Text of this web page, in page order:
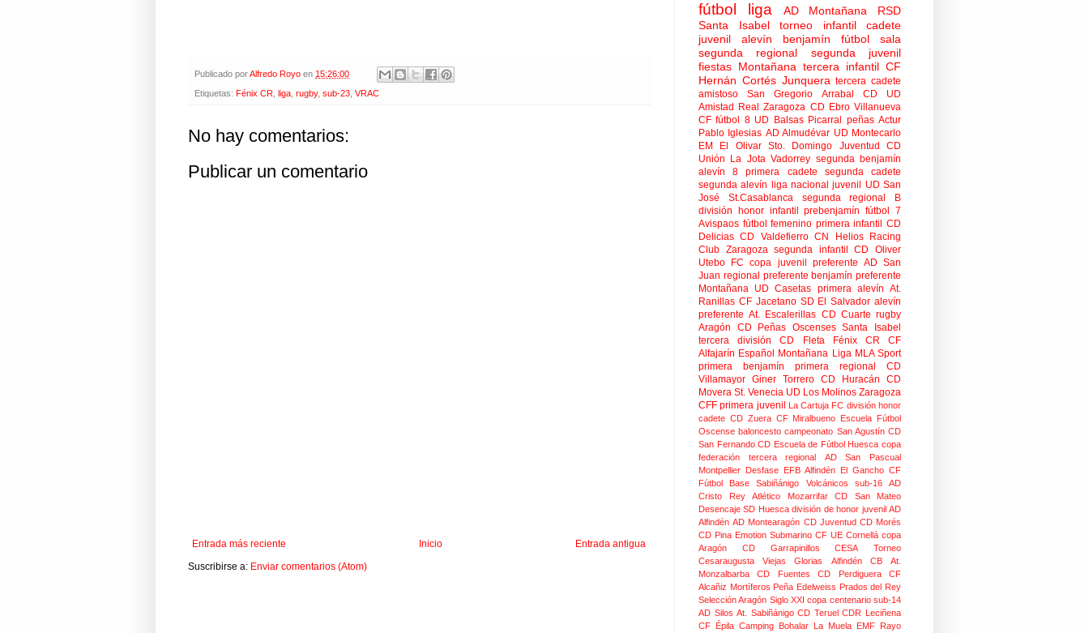
Publicado porAlfredo Royo en 15:26:00
Etiquetas: Fénix CR liga rugby, sub-23 VRAC
No hay comentarios:
Publicar un comentario
Entrada más reciente Entrada antigua
Inicio
Suscribirse a: Enviar comentarios (Atom)
fútbol liga AD Montañana
RSD
Santa Isabel
torneo infantil
cadete
juvenil
alevín benjamín
fútbol sala
segunda regional
segunda juvenil
fiestas Montañana tercera infantil CF
Hernán Cortés Junquera tercera cadete
amistoso
San Gregorio Arrabal CD
UD
Amistad
Real Zaragoza CD Ebro Villanueva
CF fútbol 8 UD Balsas Picarral peñas Actur
Pablo Iglesias AD Almudévar UD Montecarlo
EM El Olivar Sto. Domingo Juventud
CD
Unión La Jota Vadorrey segunda benjamín
alevín 8
primera cadete
segunda cadete
segunda alevín
liga nacional juvenil
UD San
José
St.Casablanca
segunda regional B
división honor infantil
prebenjamín fútbol 7
Avispaos fútbol femenino primera infantil
CD
Delicias CD Valdefierro CN Helios
Racing
Club Zaragoza segunda infantil
CD Oliver
Utebo FC copa juvenil preferente AD San
Juan regional preferente benjamín preferente
Montañana UD Casetas primera alevín At.
Ranillas CF Jacetano SD El Salvador alevín
preferente At. Escalerillas CD Cuarte rugby
Aragón
CD Peñas Oscenses Santa Isabel
tercera división
CD Fleta Fénix CR
CF
Alfajarín Español Montañana Liga MLA Sport
primera benjamín
primera regional
CD
Villamayor Giner Torrero CD Huracán
CD
Movera St. Venecia UD Los Molinos Zaragoza
CFF primera juvenil La Cartuja FC división honor
cadete CD Zuera CF Miralbueno Escuela Fútbol
Oscense baloncesto campeonato San Agustín CD
San Fernando CD Escuela de Fútbol Huesca copa
federación
tercera regional
AD San Pascual
Montpellier Desfase EFB Alfindén El Gancho CF
Fútbol Base Sabiñánigo
Volcánicos sub-16
AD
Cristo Rey
Atlético Mozarrifar
CD San Mateo
Desencaje SD Huesca división de honor juvenil AD
Alfindén AD Montearagón CD Juventud CD Morés
CD Pina Emotion Submarino CF UE Cornellá copa
Aragón
CD Garrapinillos CESA
Torneo
Cesaraugusta
Viejas Glorias Alfindén CB
At.
Monzalbarba
CD Fuentes CD Perdiguera
CF
Alcañiz Mortíferos Peña Edelweiss Prados del Rey
Selección Aragón Siglo XXI copa centenario sub-14
AD Silos At. Sabiñánigo CD Teruel CDR Leciñena
CF Épila Camping Bohalar La Muela EMF Rayo